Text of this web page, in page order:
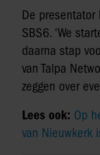
De
SBS6. ‘We
daarna stap
van Talpa
zeggen over
Lees ook: Op
van Nieuwkerk